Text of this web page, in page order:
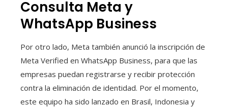
Consulta Meta y
WhatsApp Business
Por otro lado, Meta también anunció la inscripción de
Meta Verified en WhatsApp Business, para que las
empresas puedan registrarse y recibir protección
contra la eliminación de identidad. Por el momento,
este equipo ha sido lanzado en Brasil, Indonesia y